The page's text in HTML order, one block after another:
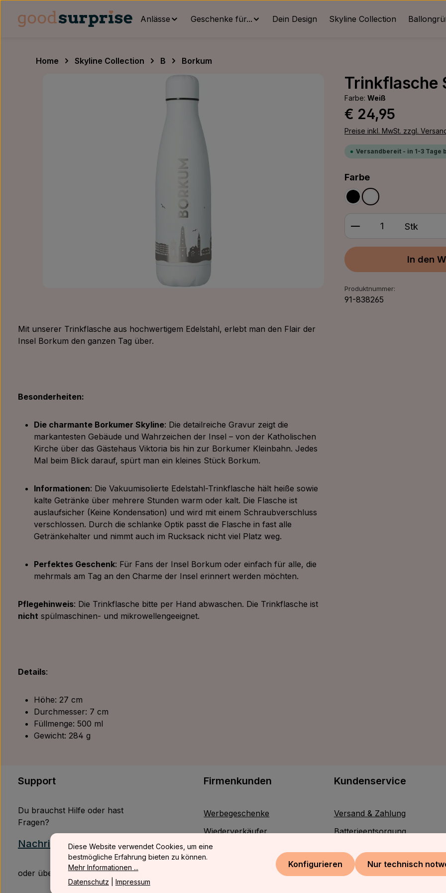
Hauptinhalt springen
Zur Hauptnavigation springen
Anlässe Geschenke für... Dein Design Skyline Collection
Home Skyline Collection B
Borkum
Trinkflasche
Farbe: Weiß
Regulärer Preis:
€ 24,95
Preise inkl. MwSt. zzgl.
Versandbereit - in 1-3 Tage
Farbeauswählen
Schwarz
Weiß
Produkt Anzahl:
Stk
In den
Produktnummer:
91-838265
Mit unserer Trinkflasche aus hochwertigem Edelstahl, erlebt man den Flair der
Insel Borkum den ganzen Tag über.
Besonderheiten:
Die charmante Borkumer Skyline: Die detailreiche Gravur zeigt die
markantesten Gebäude und Wahrzeichen der Insel – von der Katholischen
Kirche über das Gästehaus Viktoria bis hin zur Borkumer Kleinbahn. Jedes
Mal beim Blick darauf, spürt man ein kleines Stück Borkum.
Informationen: Die Vakuumisolierte Edelstahl-Trinkflasche hält heiße sowie
kalte Getränke über mehrere Stunden warm oder kalt. Die Flasche ist
auslaufsicher (Keine Kondensation) und wird mit einem Schraubverschluss
verschlossen. Durch die schlanke Optik passt die Flasche in fast alle
Getränkehalter und nimmt auch im Rucksack nicht viel Platz weg.
Perfektes Geschenk: Für Fans der Insel Borkum oder einfach für alle, die
mehrmals am Tag an den Charme der Insel erinnert werden möchten.
Pflegehinweis: Die Trinkflasche bitte per Hand abwaschen. Die Trinkflasche ist
nicht spülmaschinen- und mikrowellengeeignet.
Details:
Höhe: 27 cm
Durchmesser: 7 cm
Füllmenge: 500 ml
Gewicht: 284 g
Support
Du brauchst Hilfe oder hast
Fragen?
Nachricht senden
oder über unserKontaktformular
Firmenkunden
Werbegeschenke
Wiederverkäufer
B2B
Kundenservice
Versand & Zahlung
Batterieentsorgung
Diese Website verwendet Cookies, um eine
bestmögliche Erfahrung bieten zu können.
Mehr Informationen ...
Datenschutz
Impressum
Nur technisch
Konfigurieren